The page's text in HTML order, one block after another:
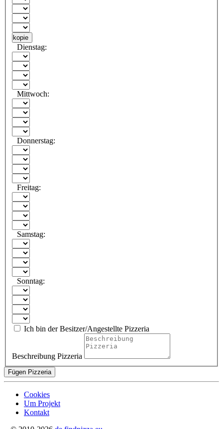
kopie
Dienstag:
Mittwoch:
Donnerstag:
Freitag:
Samstag:
Sonntag:
Ich bin der Besitzer/Angestellte Pizzeria
Beschreibung Pizzeria
Fügen Pizzeria
Cookies
Um Projekt
Kontakt